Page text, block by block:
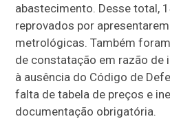
abastecimento. Desse total,
reprovados por
metrológicas. Também
de constatação em razão de
à ausência do Código de
falta de tabela de preços e
documentação obrigatória.